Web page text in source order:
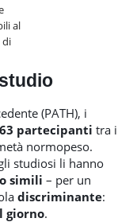
al
(PATH), i
partecipanti tra i
normopeso.
studiosi li hanno
simili – per un
discriminante:
giorno.